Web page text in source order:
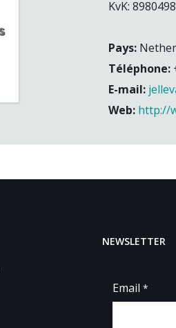
KvK:
Pays:
Téléphone:
E-mail:
Web: http://
NEWSLETTER